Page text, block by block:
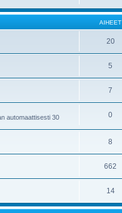
AIHEET
20
5
7
automaattisesti 30
0
8
662
14